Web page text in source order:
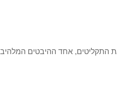
התקליטים, אחד ההיבטים